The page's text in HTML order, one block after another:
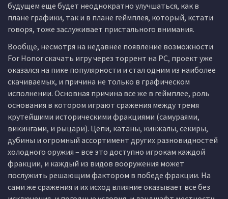
будущем еще будет неоднократно улучшаться, как в
плане графики, так и в плане геймплея, который, кстати
говоря, тоже заслуживает пристального внимания.
Вообще, несмотря на недавнее появление возможности
For Honor скачать игру через торрент на PC, проект уже
оказался на пике популярности и стал одним из наиболее
скачиваемых, и причина не только в графическом
исполнении. Основная причина все же в геймплее, роль
основания в котором играют сражения между тремя
крутейшими историческими фракциями (самураями,
викингами, и рыцари). Цепи, катаны, кинжалы, секиры,
дубины и огромный ассортимент других разновидностей
холодного оружия – все это доступно игрокам каждой
фракции, и каждый из видов вооружения может
послужить решающим фактором в победе фракции. На
сами же сражения и их исход влияние оказывает все без